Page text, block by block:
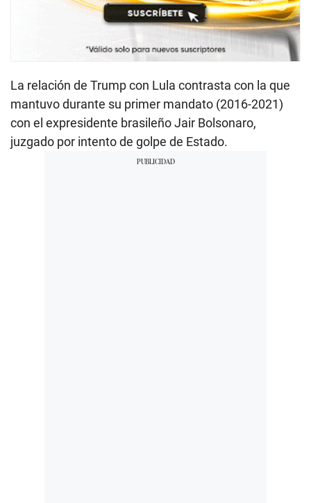
La relación de Trump con Lula contrasta con la que
mantuvo durante su primer mandato (2016-2021)
con el expresidente brasileño Jair Bolsonaro,
juzgado por intento de golpe de Estado.